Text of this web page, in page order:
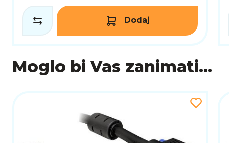
Dodaj
Moglo bi Vas zanimati...